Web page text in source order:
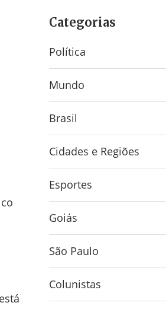
Categorias
Política
Mundo
Brasil
Cidades e Regiões
Esportes
Goiás
São Paulo
Colunistas